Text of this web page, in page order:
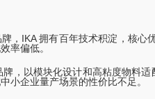
，IKA 拥有百年技术积淀，核
率偏低。
，以模块化设计和高粘度物料
小企业量产场景的性价比不足。